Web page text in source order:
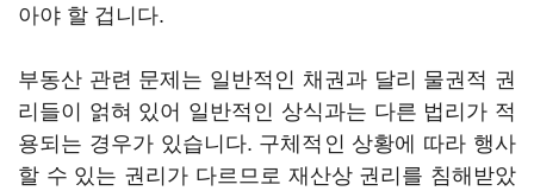
아야 할 겁니다.
부동산 관련 문제는 일반적인 채권과 달리 물권적 권
리들이 얽혀 있어 일반적인 상식과는 다른 법리가 적
용되는 경우가 있습니다. 구체적인 상황에 따라 행사
할 수 있는 권리가 다르므로 재산상 권리를 침해받았